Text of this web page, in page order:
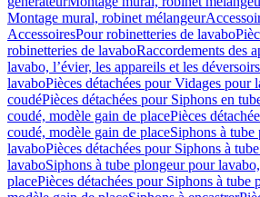
Montage mural, robinet mélangeur
AccessoiresPour robinetteries de lavabo
robinetteries de lavaboRaccordements des
lavabo, l’évier, les appareils et les
lavaboPièces détachées pour Vidages pour
coudéPièces détachées pour Siphons en
coudé, modèle gain de placePièces
coudé, modèle gain de placeSiphons à
lavaboPièces détachées pour Siphons à
lavaboSiphons à tube plongeur pour
placePièces détachées pour Siphons à tube